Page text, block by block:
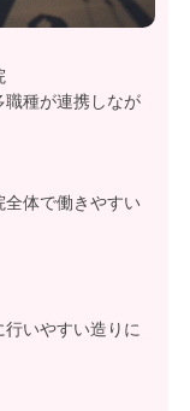
職種が連携しなが
全体で働きやすい
いやすい造りに